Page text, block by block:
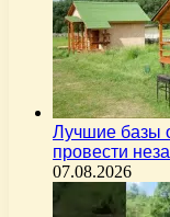
Лучшие базы
провести
07.08.2026